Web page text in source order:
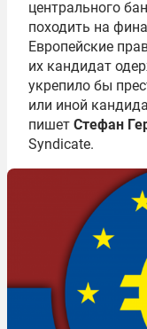
центрального
походить на
Европейские
их кандидат
укрепило бы
или иной
пишет Стефан
Syndicate.